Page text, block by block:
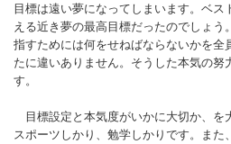
目標は遠い夢になってしまいます。ベス
える近き夢の最高目標だったのでしょう
指すためには何をせねばならないかを全
たに違いありません。そうした本気の努
す。
目標設定と本気度がいかに大切か、を
スポーツしかり、勉学しかりです。また